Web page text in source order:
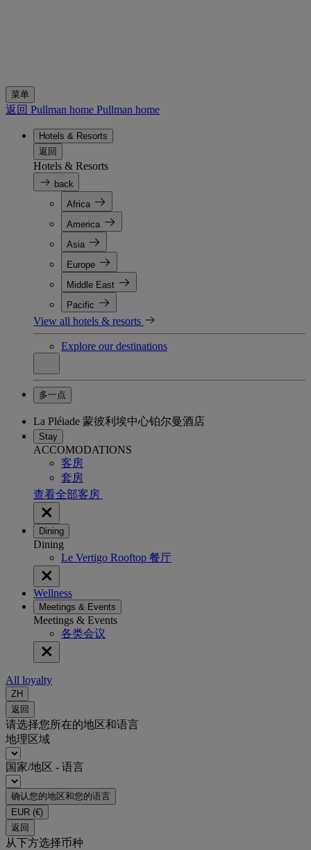
菜单
返回 Pullman home Pullman home
Hotels & Resorts
返回
Hotels & Resorts
back
Africa
America
Asia
Europe
Middle East
Pacific
View all hotels & resorts
Explore our destinations
多一点
La Pléiade 蒙彼利埃中心铂尔曼酒店
Stay
ACCOMODATIONS
客房
套房
查看全部客房
Dining
Dining
Le Vertigo Rooftop 餐厅
Wellness
Meetings & Events
Meetings & Events
各类会议
All loyalty
ZH
返回
请选择您所在的地区和语言
地理区域
国家/地区 - 语言
确认您的地区和您的语言
EUR (€)
返回
从下方选择币种